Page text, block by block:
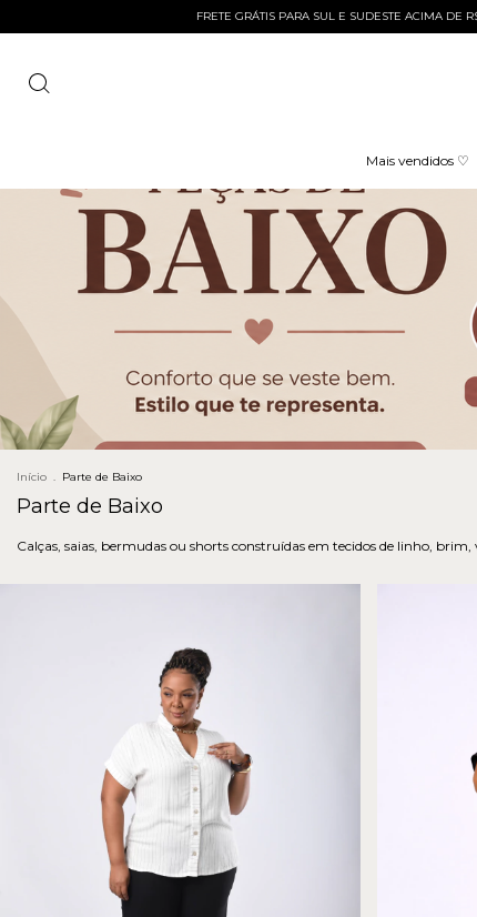
FRETE GRÁTIS PARA SUL E SUDESTE ACIMA DE R$ 399 E
Mais vendidos ♡
Início . Parte de Baixo
Parte de Baixo
Calças, saias, bermudas ou shorts construídas em tecidos de linho, brim,